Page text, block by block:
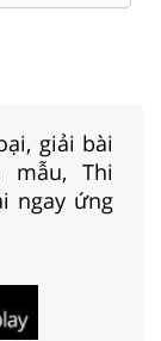
giải bài
mẫu, Thi
ngay ứng